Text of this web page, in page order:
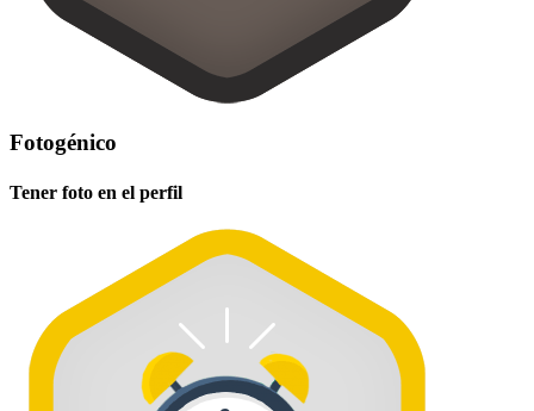
Fotogénico
Tener foto en el perfil